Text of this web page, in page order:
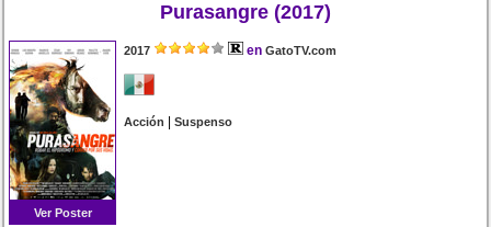
Purasangre (2017)
Ver Poster
2017 en GatoTV.com
Acción |Suspenso